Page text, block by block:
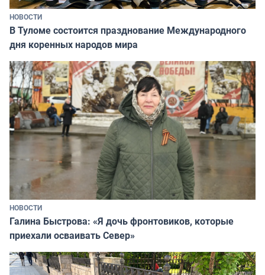
НОВОСТИ
В Туломе состоится празднование Международного
дня коренных народов мира
НОВОСТИ
Галина Быстрова: «Я дочь фронтовиков, которые
приехали осваивать Север»